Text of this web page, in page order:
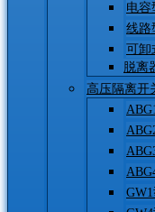
电容
线路
可卸
脱离
高压隔离开